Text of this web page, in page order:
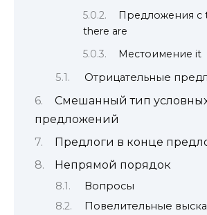
Предложения с
there are
Местоимение it
Отрицательные
Смешанный тип
предложений
Предлоги в конце
Непрямой порядок
Вопросы
Повелительные